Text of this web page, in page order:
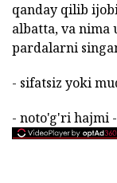
qanday qilib
albatta, va
pardalarni
- sifatsiz yoki
- noto'g'ri hajmi